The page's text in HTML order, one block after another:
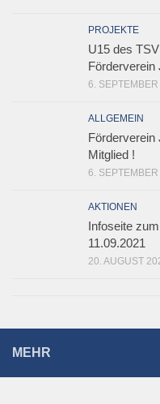
PROJEKTE
U15 des
Förderverein
6.
ALLGEMEIN
Förderverein
Mitglied !
6.
AKTIONEN
Infoseite
11.09.2021
20. AUGUST
MEHR